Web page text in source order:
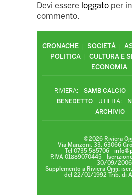
Devi essere loggato per
commento.
CRONACHE SOCIETÀ
POLITICA
CULTURA E
ECONOMIA
RIVIERA: SAMB CALCIO
BENEDETTO
UTILITÀ:
ARCHIVIO
©2026 Riviera
Via Manzoni, 33, 63066
Tel 0735 585706 -
P.IVA 01889070445 -
30/09/2006
Supplemento a Riviera Oggi:
del 22/01/1992-Trib. di